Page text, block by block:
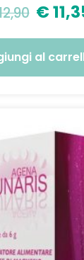
€
al